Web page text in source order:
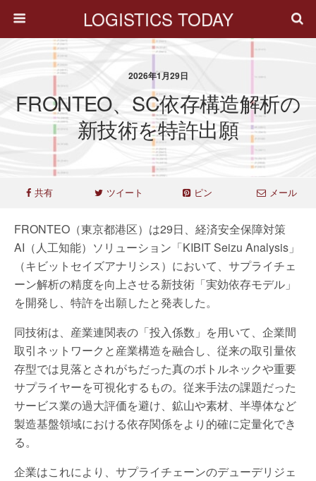
LOGISTICS TODAY
2026年1月29日
FRONTEO、SC依存構造解析の
新技術を特許出願
共有 ツイート ピン メール
FRONTEO（東京都港区）は29日、経済安全保障対策
AI（人工知能）ソリューション「KIBIT Seizu Analysis」
（キビットセイズアナリシス）において、サプライチェ
ーン解析の精度を向上させる新技術「実効依存モデル」
を開発し、特許を出願したと発表した。
同技術は、産業連関表の「投入係数」を用いて、企業間
取引ネットワークと産業構造を融合し、従来の取引量依
存型では見落とされがちだった真のボトルネックや重要
サプライヤーを可視化するもの。従来手法の課題だった
サービス業の過大評価を避け、鉱山や素材、半導体など
製造基盤領域における依存関係をより的確に定量化でき
る。
企業はこれにより、サプライチェーンのデューデリジェ